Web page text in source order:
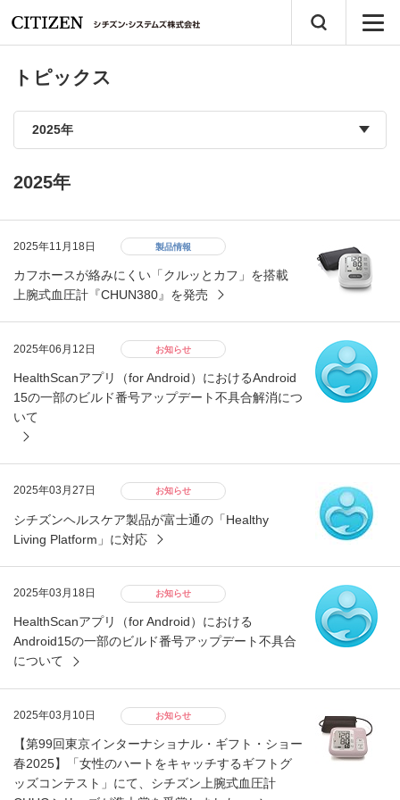
トピックス
2025年
2025年11月18日 製品情報
カフホースが絡みにくい「クルッとカフ」を搭載
上腕式血圧計『CHUN380』を発売
2025年06月12日 お知らせ
HealthScanアプリ（for Android）におけるAndroid
15の一部のビルド番号アップデート不具合解消につ
いて
2025年03月27日 お知らせ
シチズンヘルスケア製品が富士通の「Healthy
Living Platform」に対応
2025年03月18日 お知らせ
HealthScanアプリ（for Android）における
Android15の一部のビルド番号アップデート不具合
について
2025年03月10日 お知らせ
【第99回東京インターナショナル・ギフト・ショー
春2025】「女性のハートをキャッチするギフトグ
ッズコンテスト」にて、シチズン上腕式血圧計